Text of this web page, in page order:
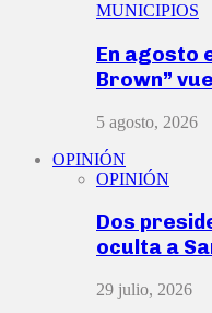
MUNICIPIOS
En agosto
Brown”
5 agosto, 2026
OPINIÓN
OPINIÓN
Dos
oculta a
29 julio, 2026